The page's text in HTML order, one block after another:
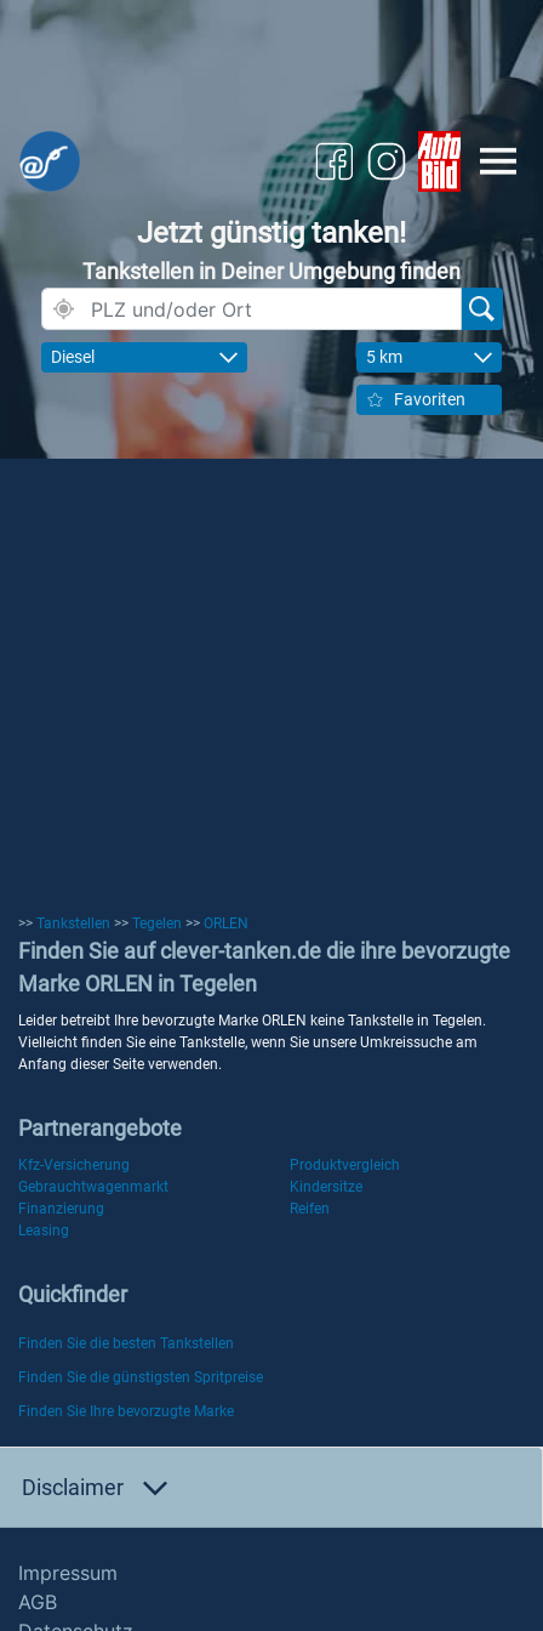
Jetzt günstig tanken!
Tankstellen in Deiner Umgebung finden
Diesel 5 km
Favoriten
>> Tankstellen >> Tegelen >> ORLEN
Finden Sie auf clever-tanken.de die ihre bevorzugte
Marke ORLEN in Tegelen
Leider betreibt Ihre bevorzugte Marke ORLEN keine Tankstelle in Tegelen.
Vielleicht finden Sie eine Tankstelle, wenn Sie unsere Umkreissuche am
Anfang dieser Seite verwenden.
Partnerangebote
Kfz-Versicherung
Produktvergleich
Gebrauchtwagenmarkt
Kindersitze
Finanzierung
Reifen
Leasing
Quickfinder
Finden Sie die besten Tankstellen
Finden Sie die günstigsten Spritpreise
Finden Sie Ihre bevorzugte Marke
Disclaimer
Impressum
AGB